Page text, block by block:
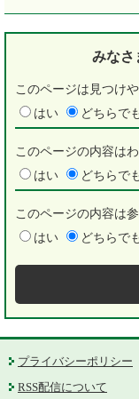
みなさ
このページは見つけ
はい
どちらで
このページの内容は
はい
どちらで
このページの内容は
はい
どちらで
プライバシーポリシー
RSS配信について